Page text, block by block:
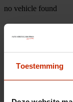
Toestemming
no vehicle found